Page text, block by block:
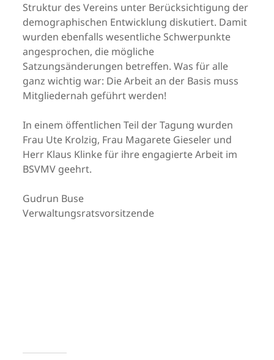
Struktur des Vereins unter Berücksichtigung der
demographischen Entwicklung diskutiert. Damit
wurden ebenfalls wesentliche Schwerpunkte
angesprochen, die mögliche
Satzungsänderungen betreffen. Was für alle
ganz wichtig war: Die Arbeit an der Basis muss
Mitgliedernah geführt werden!
In einem öffentlichen Teil der Tagung wurden
Frau Ute Krolzig, Frau Magarete Gieseler und
Herr Klaus Klinke für ihre engagierte Arbeit im
BSVMV geehrt.
Gudrun Buse
Verwaltungsratsvorsitzende